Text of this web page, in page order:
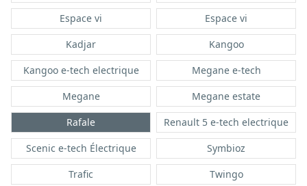
Espace vi
Espace vi
Kadjar
Kangoo
Kangoo e-tech electrique
Megane e-tech
Megane
Megane estate
Rafale
Renault 5 e-tech electrique
Scenic e-tech Électrique
Symbioz
Trafic
Twingo